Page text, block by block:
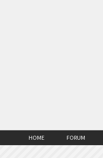
HOME FORUM